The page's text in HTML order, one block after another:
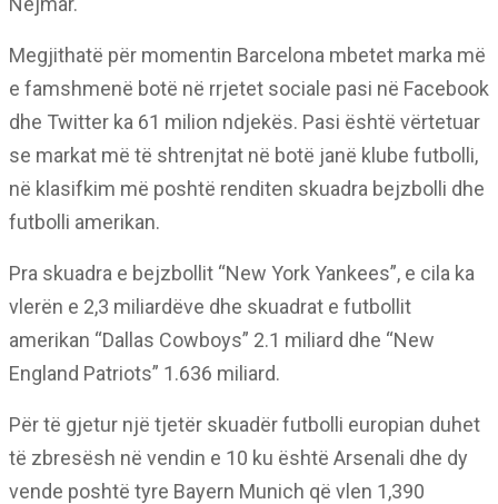
Megjithatë për momentin Barcelona mbetet marka më
e famshmenë botë në rrjetet sociale pasi në Facebook
dhe Twitter ka 61 milion ndjekës. Pasi është vërtetuar
se markat më të shtrenjtat në botë janë klube futbolli,
në klasifkim më poshtë renditen skuadra bejzbolli dhe
futbolli amerikan.
Pra skuadra e bejzbollit “New York Yankees”, e cila ka
vlerën e 2,3 miliardëve dhe skuadrat e futbollit
amerikan “Dallas Cowboys” 2.1 miliard dhe “New
England Patriots” 1.636 miliard.
Për të gjetur një tjetër skuadër futbolli europian duhet
të zbresësh në vendin e 10 ku është Arsenali dhe dy
vende poshtë tyre Bayern Munich që vlen 1,390